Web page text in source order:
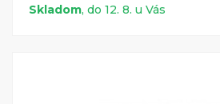
Skladom, do 12. 8. u Vás